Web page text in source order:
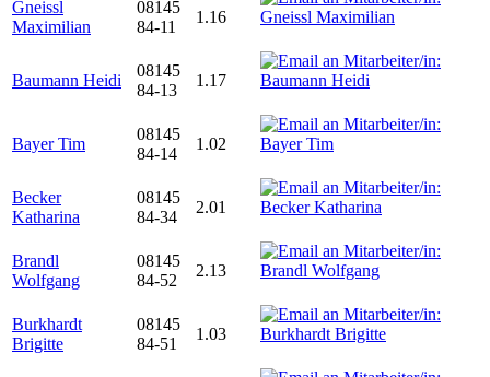
Gneissl
Maximilian
08145
84-11
1.16
Baumann Heidi
08145
84-13
1.17
Bayer Tim
08145
84-14
1.02
Becker
Katharina
08145
84-34
2.01
Brandl
Wolfgang
08145
84-52
2.13
Burkhardt
Brigitte
08145
84-51
1.03